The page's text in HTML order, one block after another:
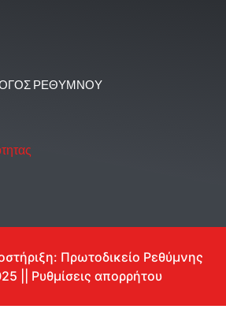
ΡΕΘΥΜΝΟΥ
Πρωτοδικείο Ρεθύμνης
|| Ρυθμίσεις απορρήτου